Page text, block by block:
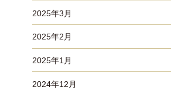
2025年3月
2025年2月
2025年1月
2024年12月